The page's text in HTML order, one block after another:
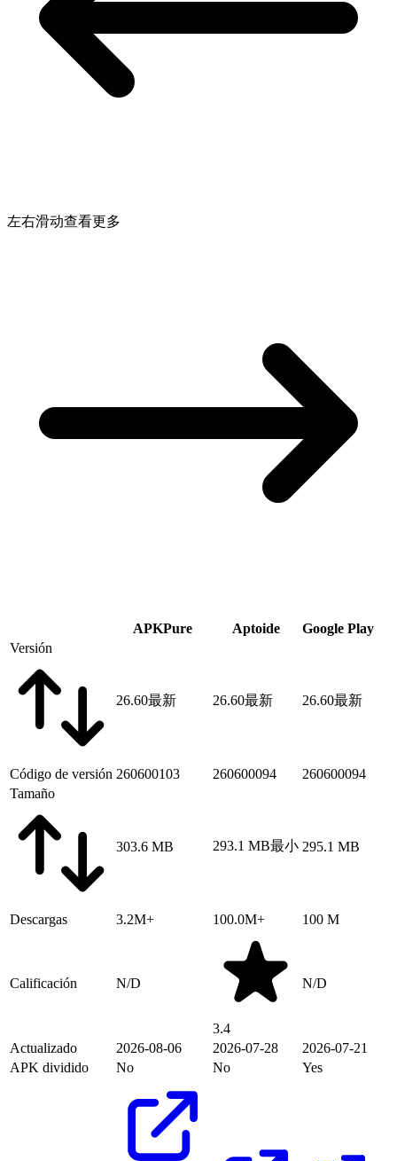
左右滑动查看更多
APKPure Aptoide
Google Play
Versión
26.60最新 26.60最新 26.60最新
Código de versión 260600103 260600094
260600094
Tamaño
303.6 MB 293.1 MB最小 295.1 MB
Descargas 3.2M+ 100.0M+ 100 M
Calificación N/D
3.4
N/D
Actualizado 2026-08-06 2026-07-28
2026-07-21
APK dividido
No No Yes